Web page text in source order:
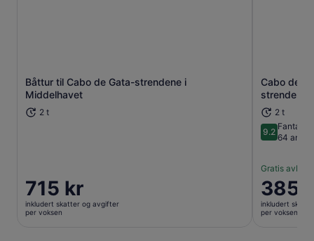
Båttur til Cabo de Gata-strendene i
Middelhavet
2 t
Prisen
er
715 kr
715 kr
inkludert skatter og avgifter
per voksen
Åpnes i en ny fane
Cabo de
strendene
2 t
9.29.2 av 10
64
Gratis
Prisen
er
385 kr
385
inkludert
per voksen